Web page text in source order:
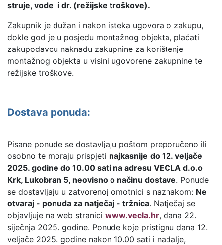
struje, vode i dr. (režijske troškove).
Zakupnik je dužan i nakon isteka ugovora o zakupu,
dokle god je u posjedu montažnog objekta, plaćati
zakupodavcu naknadu zakupnine za korištenje
montažnog objekta u visini ugovorene zakupnine te
režijske troškove.
Dostava ponuda:
Pisane ponude se dostavljaju poštom preporučeno ili
osobno te moraju prispjeti najkasnije do 12. veljače
2025. godine do 10.00 sati na adresu VECLA d.o.o
Krk, Lukobran 5, neovisno o načinu dostave. Ponude
se dostavljaju u zatvorenoj omotnici s naznakom: Ne
otvaraj - ponuda za natječaj - tržnica. Natječaj se
objavljuje na web stranici www.vecla.hr, dana 22.
siječnja 2025. godine. Ponude koje pristignu dana 12.
veljače 2025. godine nakon 10.00 sati i nadalje,